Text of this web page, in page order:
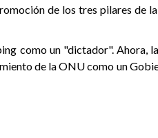
de los tres pilares de
como un "dictador". Ahora,
de la ONU como un